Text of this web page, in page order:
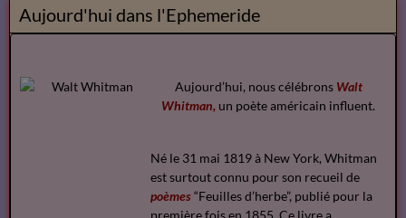
Aujourd'hui dans l'Ephemeride
Aujourd’hui, nous célébrons Walt
Whitman, un poète américain influent.
Né le 31 mai 1819 à New York, Whitman
est surtout connu pour son recueil de
poèmes “Feuilles d’herbe”, publié pour la
première fois en 1855. Ce livre a